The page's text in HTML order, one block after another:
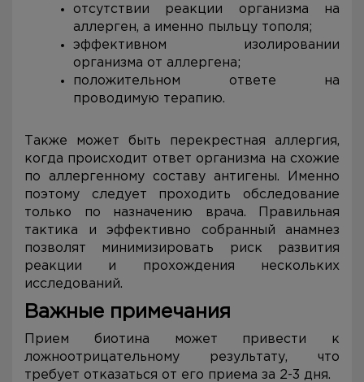
отсутствии реакции организма на
аллерген, а именно пыльцу тополя;
эффективном изолировании
организма от аллергена;
положительном ответе на
проводимую терапию.
Также может быть перекрестная аллергия,
когда происходит ответ организма на схожие
по аллергенному составу антигены. Именно
поэтому следует проходить обследование
только по назначению врача. Правильная
тактика и эффективно собранный анамнез
позволят минимизировать риск развития
реакции и прохождения нескольких
исследований.
Важные примечания
Прием биотина может привести к
ложноотрицательному результату, что
требует отказаться от его приема за 2-3 дня.